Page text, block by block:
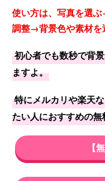
使い方は、写真を選
調整→背景色や素材を
初心者でも数秒で背
ますよ。
特にメルカリや楽天
たい人におすすめの
【